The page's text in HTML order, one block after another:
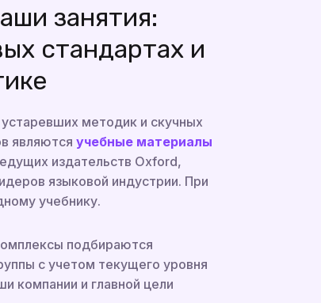
занятия:
стандартах и
методик и скучных
являются учебные материалы
издательств Oxford,
языковой индустрии. При
учебнику.
подбираются
с учетом текущего уровня
компании и главной цели